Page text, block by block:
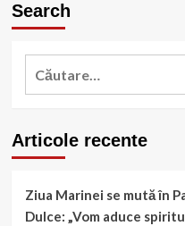
moderne,
Search
Caută
Articole recente
Ziua Marinei se mută în
Dulce: „Vom aduce